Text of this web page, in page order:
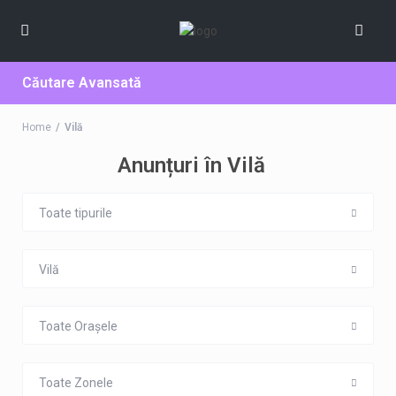
Căutare Avansată
Home Vilă
Anunțuri în Vilă
Toate tipurile
Vilă
Toate Orașele
Toate Zonele